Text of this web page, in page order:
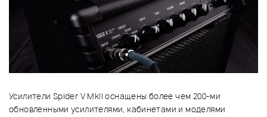
Усилители Spider V MkII оснащены более чем 200-ми
обновленными усилителями, кабинетами и моделями